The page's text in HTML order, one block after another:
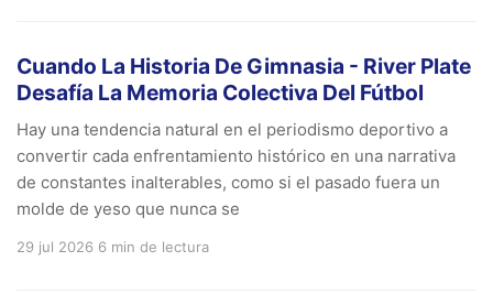
Cuando La Historia De Gimnasia - River Plate
Desafía La Memoria Colectiva Del Fútbol
Hay una tendencia natural en el periodismo deportivo a
convertir cada enfrentamiento histórico en una narrativa
de constantes inalterables, como si el pasado fuera un
molde de yeso que nunca se
29 jul 2026 6 min de lectura